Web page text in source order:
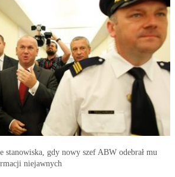
stanowiska, gdy nowy szef ABW odebrał mu
niejawnych